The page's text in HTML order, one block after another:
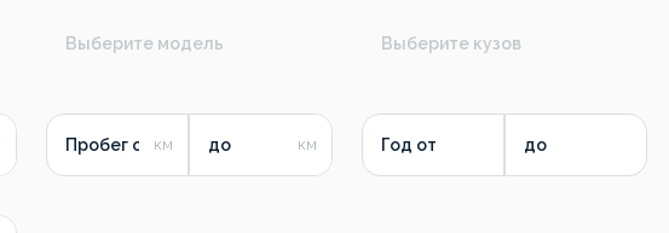
Выберите модель Выберите кузов
Пробег от до Год от до